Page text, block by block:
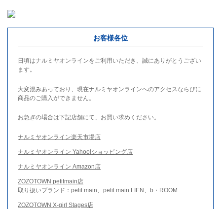
お客様各位
日頃はナルミヤオンラインをご利用いただき、誠にありがとうござい
ます。
大変混みあっており、現在ナルミヤオンラインへのアクセスならびに
商品のご購入ができません。
お急ぎの場合は下記店舗にて、お買い求めください。
ナルミヤオンライン楽天市場店
ナルミヤオンライン Yahoo!ショッピング店
ナルミヤオンライン Amazon店
ZOZOTOWN petitmain店
取り扱いブランド：petit main、petit main LIEN、b・ROOM
ZOZOTOWN X-girl Stages店